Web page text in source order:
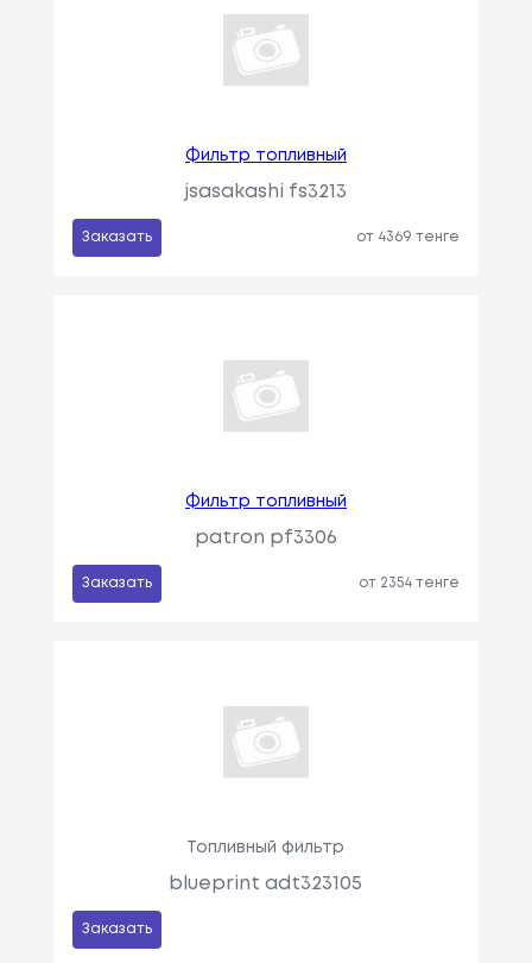
Фильтр топливный
jsasakashi fs3213
Заказать от 4369 тенге
Фильтр топливный
patron pf3306
Заказать от 2354 тенге
Топливный фильтр
blueprint adt323105
Заказать